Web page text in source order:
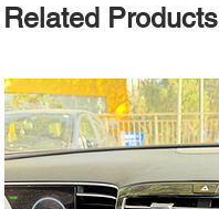
Related Products